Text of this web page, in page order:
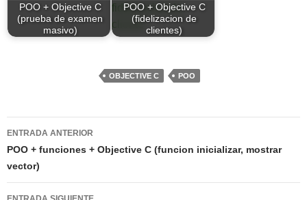
POO + Objective C
(prueba de examen
masivo)
POO + Objective C
(fidelizacion de
clientes)
OBJECTIVE C POO
Navegación
de
entradas
ENTRADA ANTERIOR
POO + funciones + Objective C (funcion inicializar, mostrar
vector)